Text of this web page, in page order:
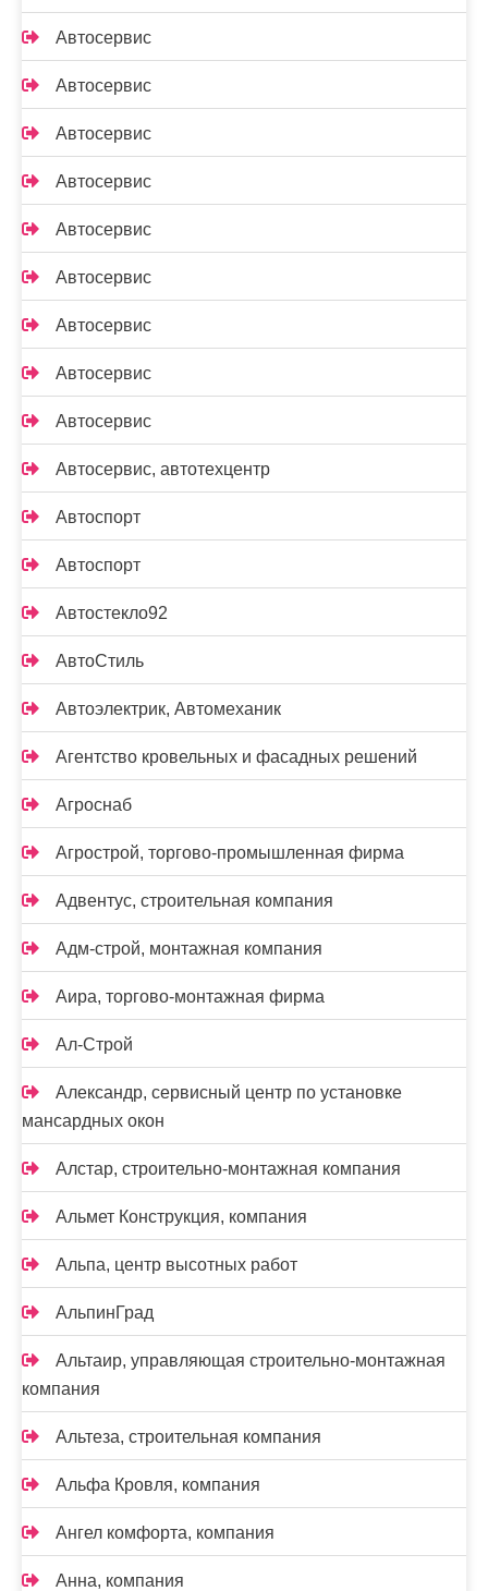
Автосервис
Автосервис
Автосервис
Автосервис
Автосервис
Автосервис
Автосервис
Автосервис
Автосервис
Автосервис, автотехцентр
Автоспорт
Автоспорт
Автостекло92
АвтоСтиль
Автоэлектрик, Автомеханик
Агентство кровельных и фасадных решений
Агроснаб
Агрострой, торгово-промышленная фирма
Адвентус, строительная компания
Адм-строй, монтажная компания
Аира, торгово-монтажная фирма
Ал-Строй
Александр, сервисный центр по установке
мансардных окон
Алстар, строительно-монтажная компания
Альмет Конструкция, компания
Альпа, центр высотных работ
АльпинГрад
Альтаир, управляющая строительно-монтажная
компания
Альтеза, строительная компания
Альфа Кровля, компания
Ангел комфорта, компания
Анна, компания